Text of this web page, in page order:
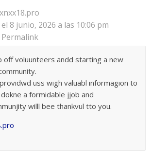
xnxx18.pro
el 8 junio, 2026 a las 10:06 pm
Permalink
off voluunteers andd starting a new
uss wigh valuabl informagion to
dokne a formidable jjob and
willl bee thankvul tto you.